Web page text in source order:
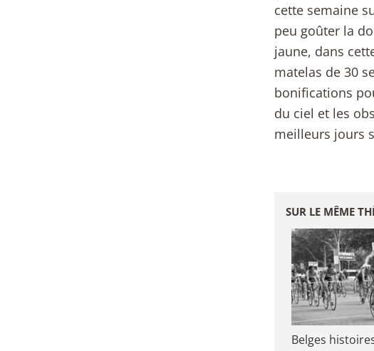
cette semaine
peu goûter la
jaune, dans
matelas de 30
bonifications
du ciel et les
meilleurs jours
SUR LE MÊME
Belges